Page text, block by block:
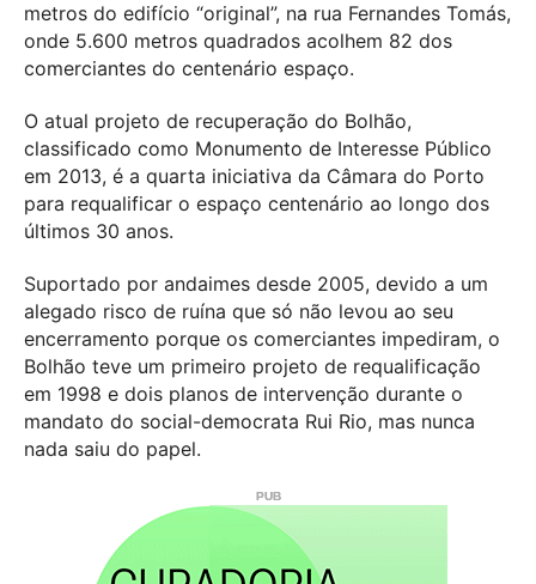
metros do edifício “original”, na rua Fernandes Tomás,
onde 5.600 metros quadrados acolhem 82 dos
comerciantes do centenário espaço.
O atual projeto de recuperação do Bolhão,
classificado como Monumento de Interesse Público
em 2013, é a quarta iniciativa da Câmara do Porto
para requalificar o espaço centenário ao longo dos
últimos 30 anos.
Suportado por andaimes desde 2005, devido a um
alegado risco de ruína que só não levou ao seu
encerramento porque os comerciantes impediram, o
Bolhão teve um primeiro projeto de requalificação
em 1998 e dois planos de intervenção durante o
mandato do social-democrata Rui Rio, mas nunca
nada saiu do papel.